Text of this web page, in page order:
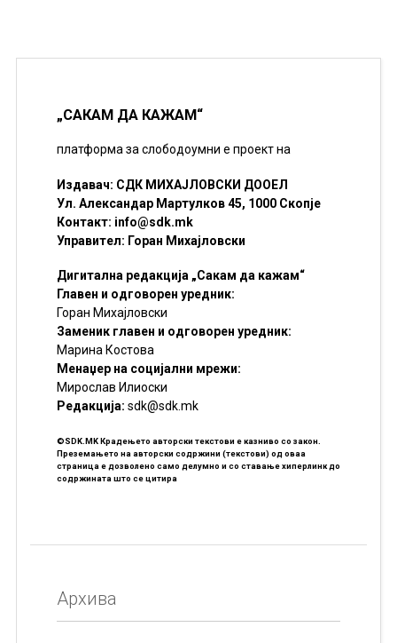
„САКАМ ДА КАЖАМ“
платформа за слободоумни е проект на
Издавач: СДК МИХАЈЛОВСКИ ДООЕЛ
Ул. Александар Мартулков 45, 1000 Скопје
Контакт: info@sdk.mk
Управител: Горан Михајловски
Дигитална редакција „Сакам да кажам“
Главен и одговорен уредник:
Горан Михајловски
Заменик главен и одговорен уредник:
Марина Костова
Менаџер на социјални мрежи:
Мирослав Илиоски
Редакцијa: sdk@sdk.mk
©SDK.MK Крадењето авторски текстови е казниво со закон.
Преземањето на авторски содржини (текстови) од оваа
страница е дозволено само делумно и со ставање хиперлинк до
содржината што се цитира
Архива